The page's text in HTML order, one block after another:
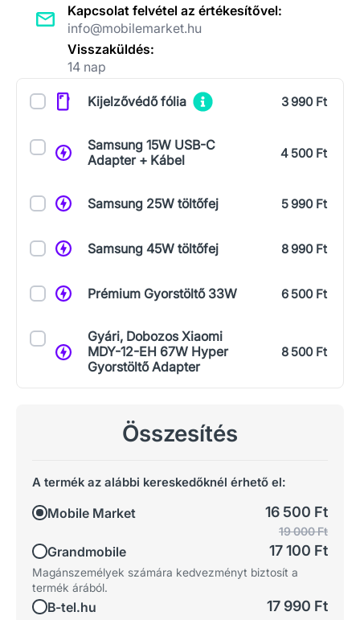
Kapcsolat felvétel az értékesítővel:
info@mobilemarket.hu
Visszaküldés:
14 nap
KiegészítőkKijelzővédő fólia 3 990 Ft
Samsung 15W USB-C
Adapter + Kábel
4 500 Ft
Samsung 25W töltőfej 5 990 Ft
Samsung 45W töltőfej 8 990 Ft
Prémium Gyorstöltő 33W 6 500 Ft
Gyári, Dobozos Xiaomi
MDY-12-EH 67W Hyper
Gyorstöltő Adapter
8 500 Ft
Összesítés
A termék az alábbi kereskedőknél érhető el:
Mobile Market 16 500 Ft
Grandmobile
19 000 Ft
17 100 Ft
Magánszemélyek számára kedvezményt biztosít a
termék árából.
B-tel.hu 17 990 Ft